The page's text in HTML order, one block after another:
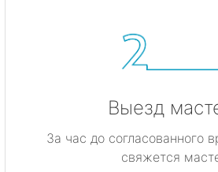
Выезд
За час до согласованного
свяжется